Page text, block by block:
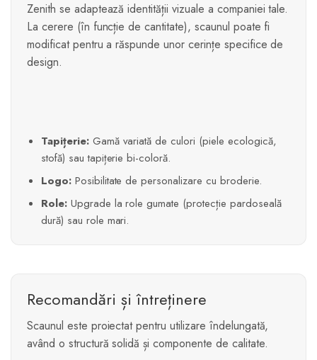
Zenith se adaptează identității vizuale a companiei tale.
La cerere (în funcție de cantitate), scaunul poate fi
modificat pentru a răspunde unor cerințe specifice de
design.
Tapițerie:Gamă variată de culori (piele ecologică,
stofă) sau tapițerie bi-coloră.
Logo:Posibilitate de personalizare cu broderie.
Role:Upgrade la role gumate (protecție pardoseală
dură) sau role mari.
Recomandări și întreținere
Scaunul este proiectat pentru utilizare îndelungată,
având o structură solidă și componente de calitate.